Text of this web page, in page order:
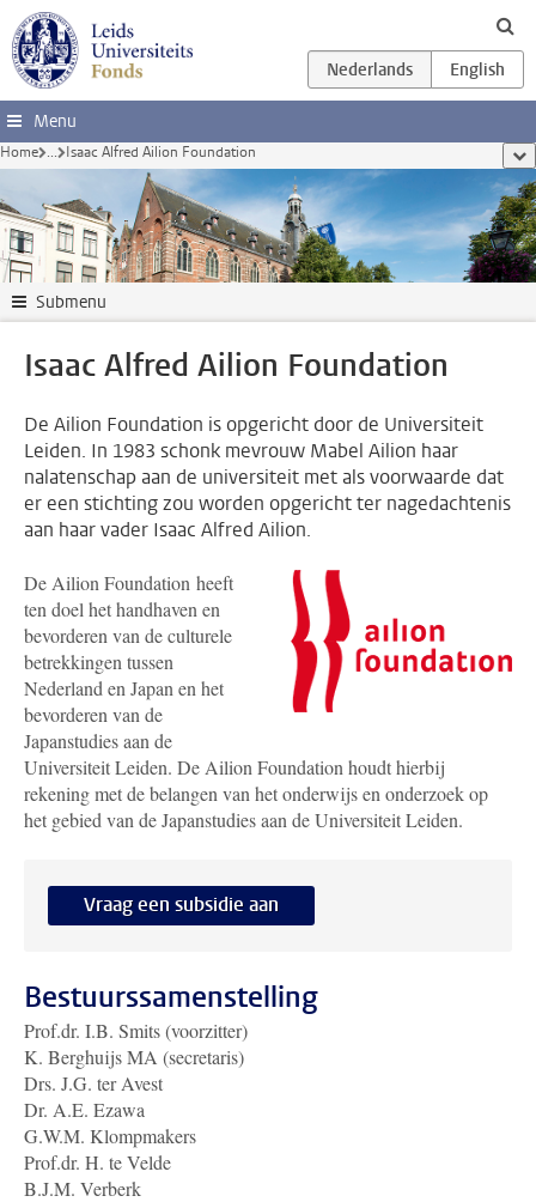
Ga direct naar de inhoud
Menu
Home ... Isaac Alfred Ailion Foundation
Submenu
Isaac Alfred Ailion Foundation
De Ailion Foundation is opgericht door de Universiteit
Leiden. In 1983 schonk mevrouw Mabel Ailion haar
nalatenschap aan de universiteit met als voorwaarde dat
er een stichting zou worden opgericht ter nagedachtenis
aan haar vader Isaac Alfred Ailion.
De Ailion Foundation heeft
ten doel het handhaven en
bevorderen van de culturele
betrekkingen tussen
Nederland en Japan en het
bevorderen van de
Japanstudies aan de
Universiteit Leiden. De Ailion Foundation houdt hierbij
rekening met de belangen van het onderwijs en onderzoek op
het gebied van de Japanstudies aan de Universiteit Leiden.
Vraag een subsidie aan
Bestuurssamenstelling
Prof.dr. I.B. Smits (voorzitter)
K. Berghuijs MA (secretaris)
Drs. J.G. ter Avest
Dr. A.E. Ezawa
G.W.M. Klompmakers
Prof.dr. H. te Velde
B.J.M. Verberk